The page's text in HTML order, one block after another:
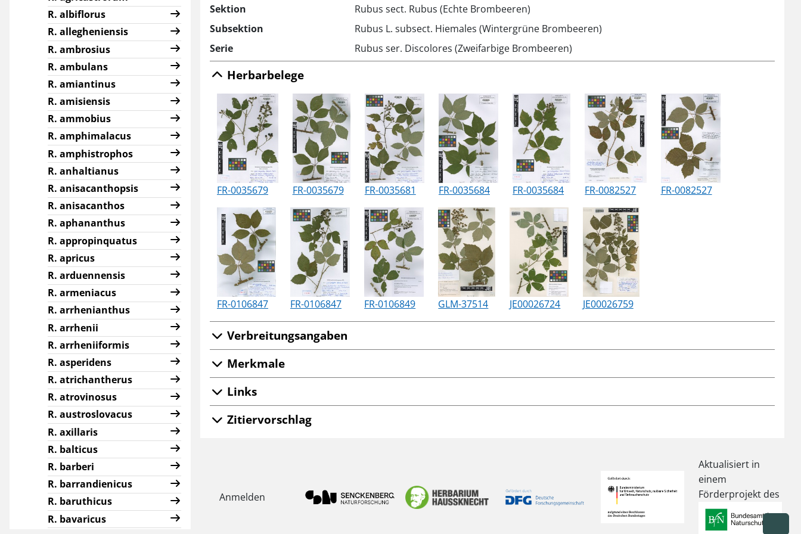
R. albiflorus
R. allegheniensis
R. ambrosius
R. ambulans
R. amiantinus
R. amisiensis
R. ammobius
R. amphimalacus
R. amphistrophos
R. anhaltianus
R. anisacanthopsis
R. anisacanthos
R. aphananthus
R. appropinquatus
R. apricus
R. arduennensis
R. armeniacus
R. arrhenianthus
R. arrhenii
R. arrheniiformis
R. asperidens
R. atrichantherus
R. atrovinosus
R. austroslovacus
R. axillaris
R. balticus
R. barberi
R. barrandienicus
R. baruthicus
R. bavaricus
Sektion
Rubus sect. Rubus (Echte Brombeeren)
Subsektion
Rubus L. subsect. Hiemales (Wintergrüne Brombeeren)
Serie
Rubus ser. Discolores (Zweifarbige Brombeeren)
Herbarbelege
FR-0035679 FR-0035679 FR-0035681 FR-0035684 FR-0035684 FR-0082527 FR-0082527
FR-0106847 FR-0106847 FR-0106849 GLM-37514 JE00026724 JE00026759
Verbreitungsangaben
Merkmale
Links
Zitiervorschlag
Anmelden
Aktualisiert in
einem
Förderprojekt des